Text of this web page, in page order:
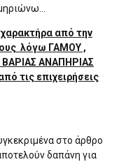
από την
λόγω ΓΑΜΟΥ ,
ΑΝΑΠΗΡΙΑΣ
τις επιχειρήσεις
στο άρθρο
δαπάνη για